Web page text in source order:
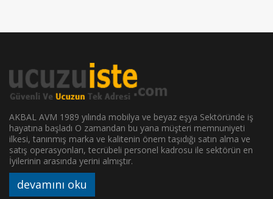
AKBAL AVM 1989 yılında mobilya ve beyaz eşya Sektöründe iş
hayatına başladı O zamandan bu yana müşteri memnuniyeti
ilkesi, tanınmış marka ve kalitenin önem taşıdığı satın alma ve
satış operasyonları, tecrübeli personel kadrosu ile sektörün en
İyilerinin arasında yerini almıştır.
devamını oku